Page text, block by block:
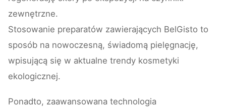
zewnętrzne.
Stosowanie preparatów zawierających BelGisto to
sposób na nowoczesną, świadomą pielęgnację,
wpisującą się w aktualne trendy kosmetyki
ekologicznej.
Ponadto, zaawansowana technologia